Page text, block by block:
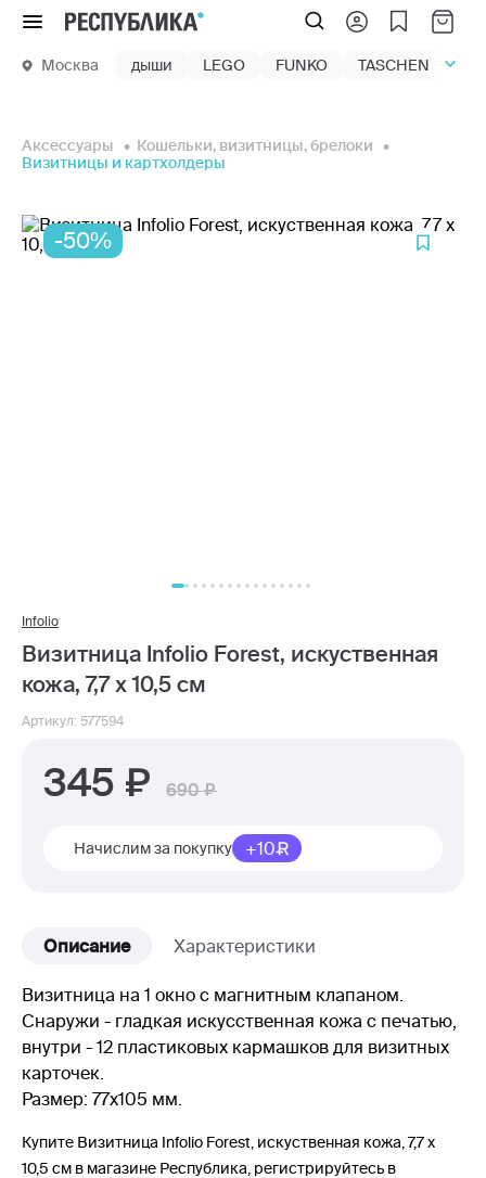
Меню
Москва дыши LEGO FUNKO TASCHEN
Аксессуары
Кошельки, визитницы, брелоки
Визитницы и картхолдеры
-50%
Infolio
Визитница Infolio Forest, искуственная
кожа, 7,7 х 10,5 см
Артикул: 577594
345 690
Начислим за покупку +10
Описание Характеристики
Визитница на 1 окно с магнитным клапаном.
Снаружи - гладкая искусственная кожа с печатью,
внутри - 12 пластиковых кармашков для визитных
карточек.
Размер: 77х105 мм.
Купите Визитница Infolio Forest, искуственная кожа, 7,7 х
10,5 см в магазине Республика, регистрируйтесь в